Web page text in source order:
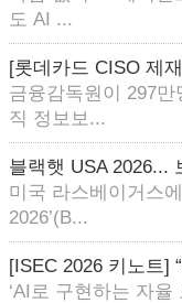
도 AI ...
[롯데카드 CISO 제
금융감독원이 297
직 정보보...
블랙햇 USA 2026...
미국 라스베이거스
2026’(B...
[ISEC 2026 키노트]
‘AI로 구현하는 자